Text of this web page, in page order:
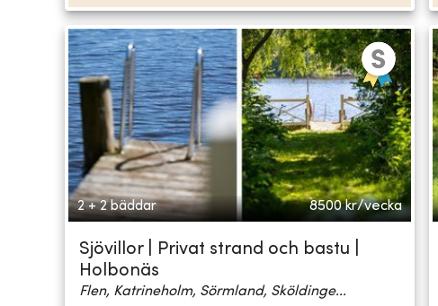
2 + 2 bäddar 8500 kr/vecka
Sjövillor | Privat strand och bastu |
Holbonäs
Flen, Katrineholm, Sörmland, Sköldinge...